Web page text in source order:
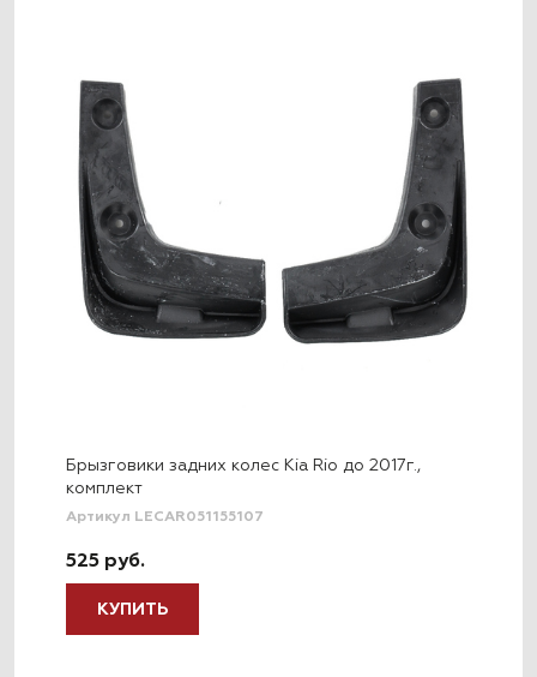
Брызговики задних колес Kia Rio до 2017г.,
комплект
Артикул LECAR051155107
525 руб.
КУПИТЬ